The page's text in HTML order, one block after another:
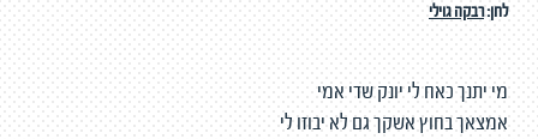
לחן:רבקה גוילי
מי יתנך כאח לי יונק שדי אמי
אמצאך בחוץ אשקך גם לא יבוזו לי